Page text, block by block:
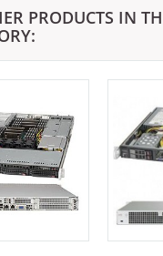
PRODUCTS IN